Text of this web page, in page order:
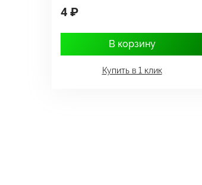
4 ₽
В корзину
Купить в 1 клик